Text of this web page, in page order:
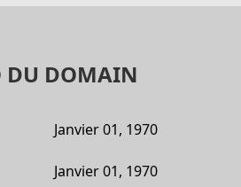
DU DOMAIN
Janvier 01, 1970
Janvier 01, 1970